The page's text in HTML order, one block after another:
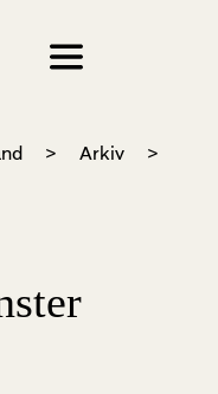
> Arkiv
>